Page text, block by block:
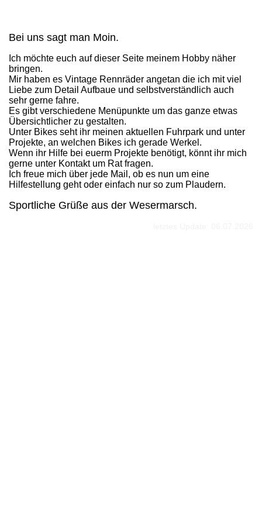
Bei uns sagt man Moin.
Ich möchte euch auf dieser Seite meinem Hobby näher
bringen.
Mir haben es Vintage Rennräder angetan die ich mit viel
Liebe zum Detail Aufbaue und selbstverständlich auch
sehr gerne fahre.
Es gibt verschiedene Menüpunkte um das ganze etwas
Übersichtlicher zu gestalten.
Unter Bikes seht ihr meinen aktuellen Fuhrpark und unter
Projekte, an welchen Bikes ich gerade Werkel.
Wenn ihr Hilfe bei euerm Projekte benötigt, könnt ihr mich
gerne unter Kontakt um Rat fragen.
Ich freue mich über jede Mail, ob es nun um eine
Hilfestellung geht oder einfach nur so zum Plaudern.
Sportliche Grüße aus der Wesermarsch.